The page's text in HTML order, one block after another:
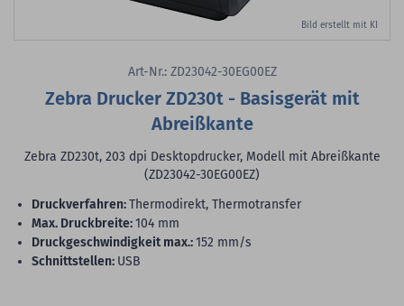
Bild erstellt mit KI
Art-Nr.: ZD23042-30EG00EZ
Zebra Drucker ZD230t - Basisgerät mit
Abreißkante
Zebra ZD230t, 203 dpi Desktopdrucker, Modell mit Abreißkante
(ZD23042-30EG00EZ)
Druckverfahren:Thermodirekt, Thermotransfer
max. Druckbreite:104 mm
Druckgeschwindigkeit max.:152 mm/s
Schnittstellen: USB